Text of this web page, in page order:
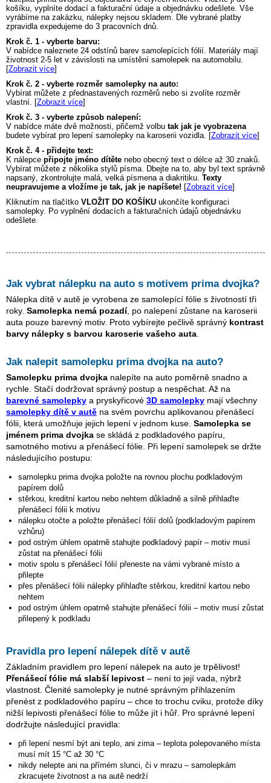
košíku, vyplníte dodací a fakturační údaje a objednávku odešlete. Vše
vyrábíme na zakázku, nálepky nejsou skladem. Dle vybrané platby
zpravidla expedujeme do 3 pracovních dnů.
Krok č. 1 - vyberte barvu:
V nabídce naleznete 24 odstínů barev samolepících fólií. Materiály mají
životnost 2-5 let v závislosti na umístění samolepek na automobilu.
[Zobrazit více]
Krok č. 2 - vyberte rozměr samolepky na auto:
Vybírat můžete z přednastavených rozměrů nebo si zvolíte rozměr
vlastní. [Zobrazit více]
Krok č. 3 - vyberte způsob nalepení:
V nabídce máte dvě možnosti, přičemž volbu tak jak je vyobrazena
budete vybírat pro lepení samolepky na karoserii vozidla. [Zobrazit více]
Krok č. 4 - přidejte text:
K nálepce připojte jméno dítěte nebo obecný text o délce až 30 znaků.
Vybírat můžete z několika stylů písma. Dbejte na to, aby byl text správně
napsaný, zkontrolujte malá, velká písmena a diakritiku. Texty
neupravujeme a vložíme je tak, jak je napíšete! [Zobrazit více]
Kliknutím na tlačítko VLOŽIT DO KOŠÍKU ukončíte konfiguraci
samolepky. Po vyplnění dodacích a fakturačních údajů objednávku
odešlete.
Jak vybrat nálepku na auto s motivem prima dvojka?
Nálepka dítě v autě je vyrobena ze samolepící fólie s životností tři
roky. Samolepka nemá pozadí, po nalepení zůstane na karoserii
auta pouze barevný motiv. Proto vybírejte pečlivě správný kontrast
barvy nálepky s barvou karoserie vašeho auta
Jak nalepit samolepku prima dvojkana auto?
Samolepku prima dvojka nalepíte na auto poměrně snadno a
rychle. Stačí dodržovat správný postup a nespěchat. Až na
barevné samolepky a pryskyřicové 3D samolepky mají všechny
samolepky dítě v autě na svém povrchu aplikovanou přenášecí
fólii, která umožňuje jejich lepení v jednom kuse. Samolepka se
jménem prima dvojka se skládá z podkladového papíru,
samotného motivu a přenášecí fólie. Při lepení samolepek se držte
následujícího postupu:
samolepku prima dvojka položte na rovnou plochu podkladovým
papírem dolů
stěrkou, kreditní kartou nebo nehtem důkladně a silně přihlaďte
přenášecí fólii k motivu
nálepku otočte a položte přenášecí fólií dolů (podkladovým papírem
vzhůru)
pod ostrým úhlem opatrně stahujte podkladový papír – motiv musí
zůstat na přenášecí fólii
motiv spolu s přenášecí fólií přeneste na vámi vybrané místo a
přilepte
přes přenášecí fólii nálepky přihlaďte stěrkou, kreditní kartou nebo
nehtem
pod ostrým úhlem opatrně stahujte přenášecí fólii – motiv musí zůstat
přilepený k podkladu
Pravidla pro lepení nálepek dítě v autě
Základním pravidlem pro lepení nálepek na auto je trpělivost!
Přenášecí fólie má slabší lepivost – není to její vada, nýbrž
vlastnost. Členité samolepky je nutné správným přihlazením
přenést z podkladového papíru – chce to trochu cviku, protože díky
nižší lepivosti přenášecí fólie to může jít i hůř. Pro správné lepení
dodržujte následující pravidla:
při lepení nesmí být ani teplo, ani zima – teplota polepovaného místa
musí mít 15 °C až 30 °C
nikdy nelepte ani na přímém slunci, či v mrazu – samolepkám
zkracujete životnost a na autě nedrží